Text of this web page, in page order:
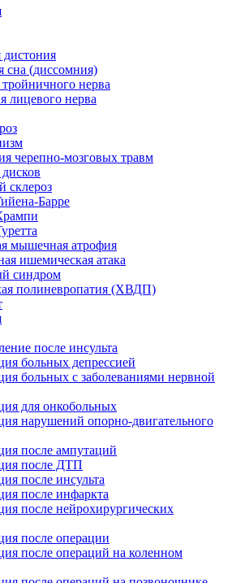
сна (диссомния)
нерва
лицевого нерва
черепно-мозговых травм
склероз
Барре
мышечная атрофия
ишемическая атака
синдром
полиневропатия (ХВДП)
после инсульта
больных депрессией
больных с заболеваниями нервной
для онкобольных
нарушений опорно-двигательного
после ампутаций
после ДТП
после инсульта
после инфаркта
после нейрохирургических
после операции
после операций на коленном